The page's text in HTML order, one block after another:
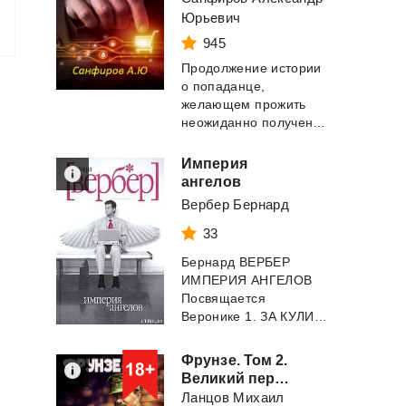
Юрьевич
945
Продолжение истории
о попаданце,
желающем прожить
Империя
ангелов
Вербер Бернард
33
Бернард ВЕРБЕР
ИМПЕРИЯ АНГЕЛОВ
Посвящается
Фрунзе. Том 2.
Великий перелом
Ланцов Михаил